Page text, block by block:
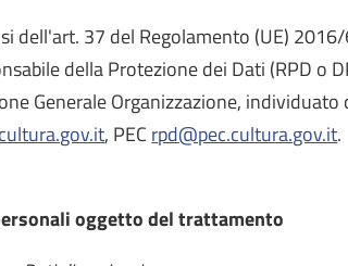
dell'art. 37 del Regolamento (UE)
della Protezione dei Dati (RPD o
Generale Organizzazione,
, PEC rpd@pec.cultura.gov.it.
oggetto del trattamento